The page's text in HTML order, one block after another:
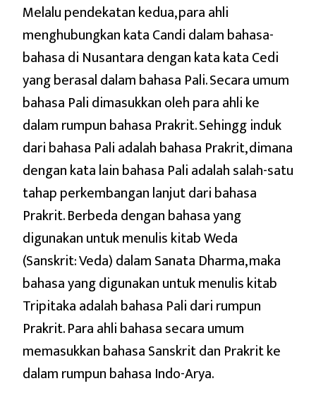
Melalu pendekatan kedua, para ahli
menghubungkan kata Candi dalam bahasa-
bahasa di Nusantara dengan kata kata Cedi
yang berasal dalam bahasa Pali. Secara umum
bahasa Pali dimasukkan oleh para ahli ke
dalam rumpun bahasa Prakrit. Sehingg induk
dari bahasa Pali adalah bahasa Prakrit, dimana
dengan kata lain bahasa Pali adalah salah-satu
tahap perkembangan lanjut dari bahasa
Prakrit. Berbeda dengan bahasa yang
digunakan untuk menulis kitab Weda
(Sanskrit: Veda) dalam Sanata Dharma, maka
bahasa yang digunakan untuk menulis kitab
Tripitaka adalah bahasa Pali dari rumpun
Prakrit. Para ahli bahasa secara umum
memasukkan bahasa Sanskrit dan Prakrit ke
dalam rumpun bahasa Indo-Arya.